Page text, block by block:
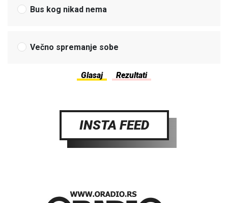
Bus kog nikad nema
Večno spremanje sobe
INSTA FEED